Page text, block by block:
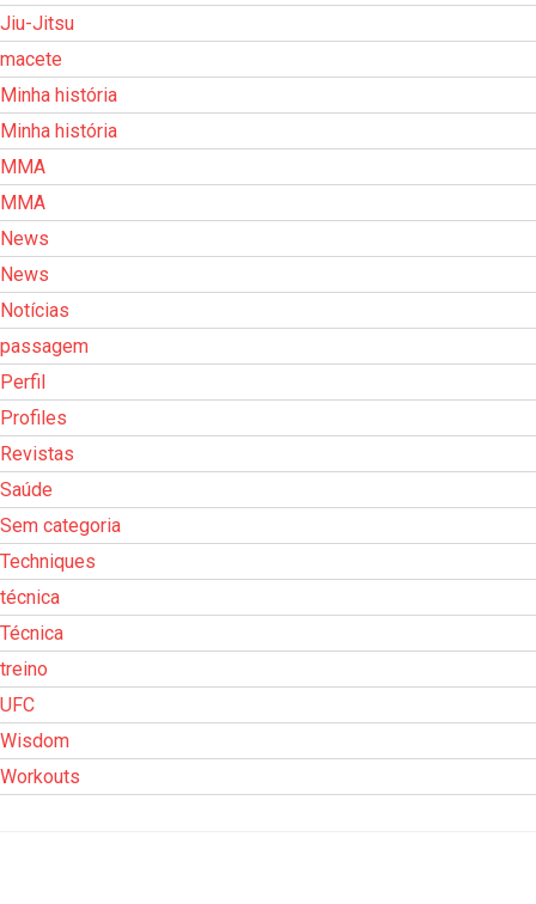
Jiu-Jitsu
macete
Minha história
Minha história
MMA
MMA
News
News
Notícias
passagem
Perfil
Profiles
Revistas
Saúde
Sem categoria
Techniques
técnica
Técnica
treino
UFC
Wisdom
Workouts